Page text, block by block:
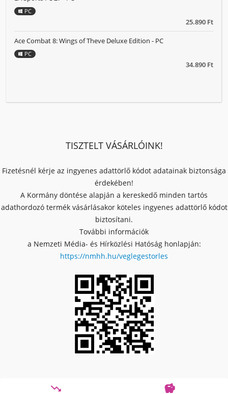
25.890 Ft
PC
34.890 Ft
Ace Combat 8: Wings of Theve Deluxe Edition - PC
PC
TISZTELT VÁSÁRLÓINK!
Fizetésnél kérje az ingyenes adattörlő kódot adatainak biztonsága
érdekében!
A Kormány döntése alapján a kereskedő minden tartós
adathordozó termék vásárlásakor köteles ingyenes adattörlő kódot
biztosítani.
További információk
a Nemzeti Média- és Hírközlési Hatóság honlapján:
https://nmhh.hu/veglegestorles